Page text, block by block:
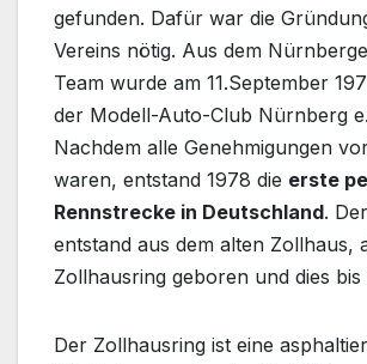
gefunden. Dafür war die
Vereins nötig. Aus dem
Team wurde am 11.September
der Modell-Auto-Club Nürnberg
Nachdem alle Genehmigungen
waren, entstand 1978 die erste
Rennstrecke in Deutschland.
entstand aus dem alten Zollhaus,
Zollhausring geboren und dies bis
Der Zollhausring ist eine